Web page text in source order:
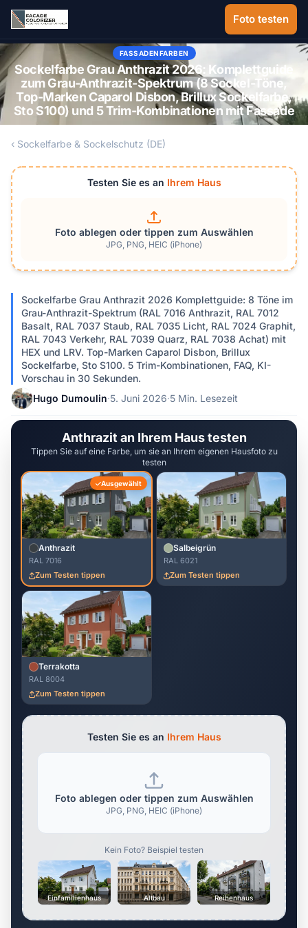
Zum Hauptinhalt springen
Foto testen
FASSADENFARBEN
Sockelfarbe Grau Anthrazit 2026: Komplettguide
zum Grau-Anthrazit-Spektrum (8 Sockel-Töne,
Top-Marken Caparol Disbon, Brillux Sockelfarbe,
Sto S100) und 5 Trim-Kombinationen mit Fassade
‹ Sockelfarbe & Sockelschutz (DE)
Testen Sie es an Ihrem Haus
Foto ablegen oder tippen zum Auswählen
JPG, PNG, HEIC (iPhone)
Sockelfarbe Grau Anthrazit 2026 Komplettguide: 8 Töne im
Grau-Anthrazit-Spektrum (RAL 7016 Anthrazit, RAL 7012
Basalt, RAL 7037 Staub, RAL 7035 Licht, RAL 7024 Graphit,
RAL 7043 Verkehr, RAL 7039 Quarz, RAL 7038 Achat) mit
HEX und LRV. Top-Marken Caparol Disbon, Brillux
Sockelfarbe, Sto S100. 5 Trim-Kombinationen, FAQ, KI-
Vorschau in 30 Sekunden.
Hugo Dumoulin·5. Juni 2026·5 Min. Lesezeit
Anthrazit an Ihrem Haus testen
Tippen Sie auf eine Farbe, um sie an Ihrem eigenen Hausfoto zu
testen
Ausgewählt
Anthrazit
RAL 7016
Zum Testen tippen
Salbeigrün
RAL 6021
Zum Testen tippen
Terrakotta
RAL 8004
Zum Testen tippen
Testen Sie es an Ihrem Haus
Foto ablegen oder tippen zum Auswählen
JPG, PNG, HEIC (iPhone)
Kein Foto? Beispiel testen
Einfamilienhaus Altbau Reihenhaus